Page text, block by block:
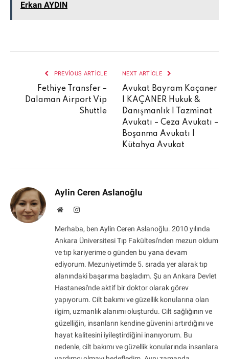
Erkan AYDIN
PREVIOUS ARTICLE
Fethiye Transfer –
Dalaman Airport Vip
Shuttle
NEXT ARTICLE
Avukat Bayram Kaçaner
| KAÇANER Hukuk &
Danışmanlık | Tazminat
Avukatı – Ceza Avukatı –
Boşanma Avukatı |
Kütahya Avukat
Aylin Ceren Aslanoğlu
WebsiteInstagram
Merhaba, ben Aylin Ceren Aslanoğlu. 2010 yılında
Ankara Üniversitesi Tıp Fakültesi'nden mezun oldum
ve tıp kariyerime o günden bu yana devam
ediyorum. Mezuniyetimde 5. sırada yer alarak tıp
alanındaki başarıma başladım. Şu an Ankara Devlet
Hastanesi'nde aktif bir doktor olarak görev
yapıyorum. Cilt bakımı ve güzellik konularına olan
ilgim, uzmanlık alanımı oluşturdu. Cilt sağlığının ve
güzelliğin, insanların kendine güvenini artırdığını ve
hayat kalitesini iyileştirdiğini inanıyorum. Bu
nedenle, cilt bakımı ve güzellik konularında insanlara